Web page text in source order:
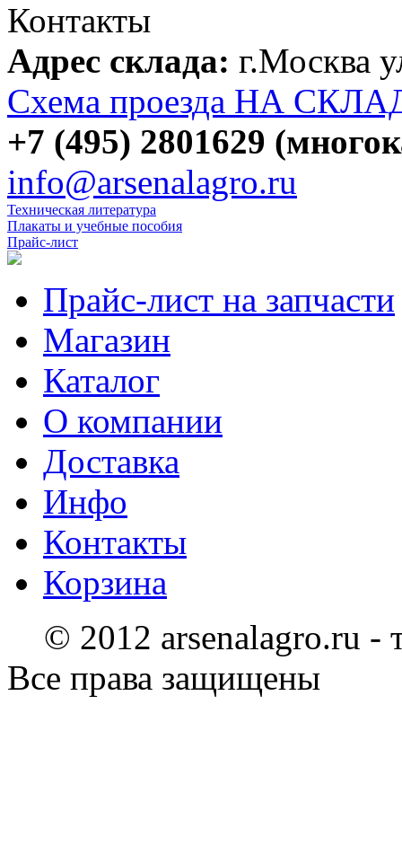
Контакты
Адрес склада: г.Москва
Схема проезда НА
+7 (495) 2801629
info@arsenalagro.ru
Техническая литература
Плакаты и учебные пособия
Прайс-лист
Прайс-лист на запчасти
Магазин
Каталог
О компании
Доставка
Инфо
Контакты
Корзина
© 2012 arsenalagro.ru -
Все права защищены